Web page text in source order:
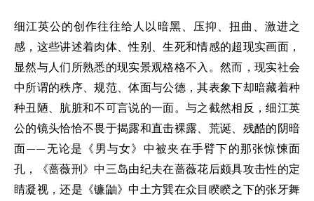
细江英公的创作往往给人以暗黑、压抑、扭曲、激进之
感，这些讲述着肉体、性别、生死和情感的超现实画面，
显然与人们所熟悉的现实景观格格不入。然而，现实社会
中所谓的秩序、规范、体面与公德，其表象下却暗藏着种
种丑陋、肮脏和不可言说的一面。与之截然相反，细江英
公的镜头恰恰不畏于揭露和直击裸露、荒诞、残酷的阴暗
面——无论是《男与女》中被夹在手臂下的那张惊悚面
孔，《蔷薇刑》中三岛由纪夫在蔷薇花后颇具攻击性的定
睛凝视，还是《镰鼬》中土方巽在众目睽睽之下的张牙舞